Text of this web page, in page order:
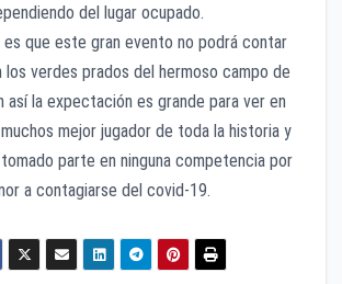
del lugar ocupado.
es que este gran evento no podrá contar
los verdes prados del hermoso campo de
así la expectación es grande para ver en
mejor jugador de toda la historia y
parte en ninguna competencia por
a contagiarse del covid-19.